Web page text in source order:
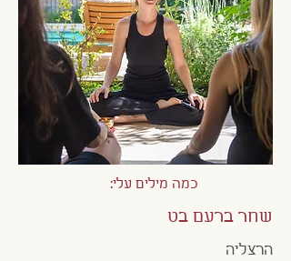
כמה מילים עלי:
שחר ברעם בט
הרצליה